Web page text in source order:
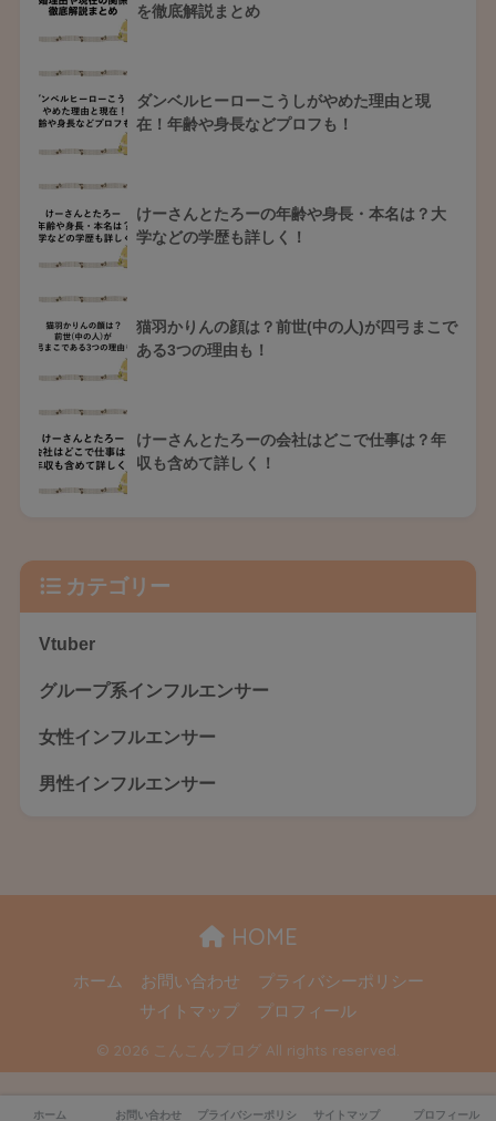
を徹底解説まとめ
ダンベルヒーローこうしがやめた理由と現
在！年齢や身長などプロフも！
けーさんとたろーの年齢や身長・本名は？大
学などの学歴も詳しく！
猫羽かりんの顔は？前世(中の人)が四弓まこで
ある3つの理由も！
けーさんとたろーの会社はどこで仕事は？年
収も含めて詳しく！
カテゴリー
Vtuber
グループ系インフルエンサー
女性インフルエンサー
男性インフルエンサー
HOME
ホーム お問い合わせ
プライバシーポリシー
サイトマップ
プロフィール
© 2026 こんこんブログ All rights reserved.
ホーム お問い合わせ プライバシーポリシー サイトマップ プロフィール